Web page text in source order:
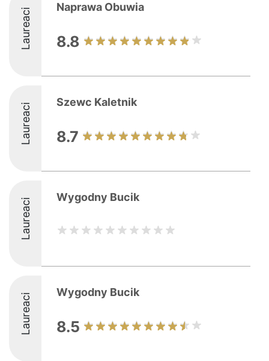
Laureaci Naprawa Obuwia
8.8
Laureaci Szewc Kaletnik
8.7
Laureaci Wygodny Bucik
Laureaci Wygodny Bucik
8.5